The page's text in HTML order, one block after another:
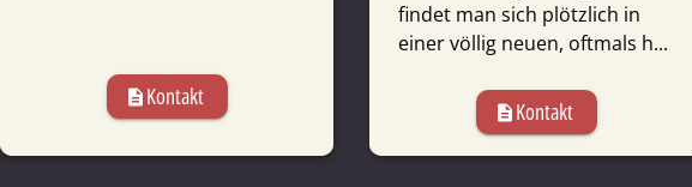
description Kontakt
findet man sich plötzlich in
einer völlig neuen, oftmals h...
description Kontakt